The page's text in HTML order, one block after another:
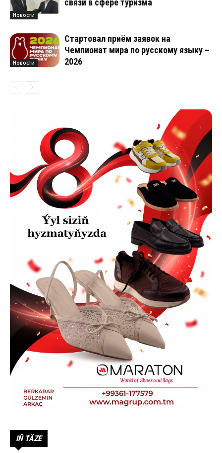
Новости
Новости
Стартовал приём заявок на
Чемпионат мира по русскому языку –
2026
IŇ TÄZE